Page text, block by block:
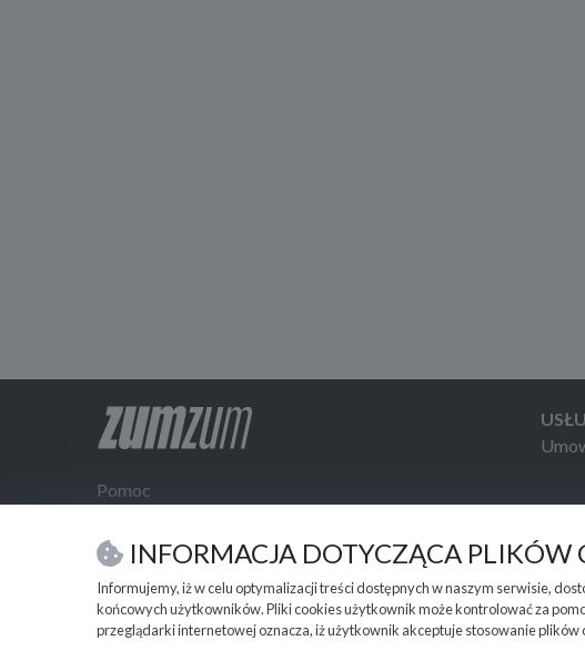
Pomoc
Integracje
Polityka prywatności
Regulamin zumzum
Regulamin dla Klientów Biznesowych
INFORMACJA DOTYCZĄCA PLIKÓW
Informujemy, iż w celu optymalizacji treści dostępnych w naszym serwisie,
końcowych użytkowników. Pliki cookies użytkownik może kontrolować za
przeglądarki internetowej oznacza, iż użytkownik akceptuje stosowanie plików